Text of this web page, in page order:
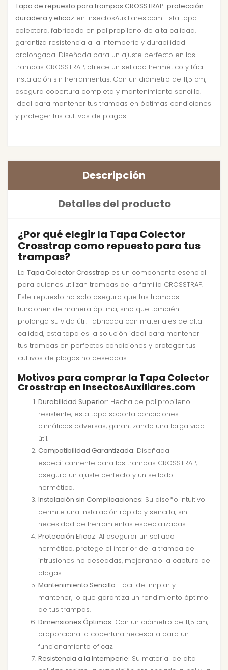
Tapa de repuesto para trampas CROSSTRAP: protección
duradera y eficaz en InsectosAuxiliares.com. Esta tapa
colectora, fabricada en polipropileno de alta calidad,
garantiza resistencia a la intemperie y durabilidad
prolongada. Diseñada para un ajuste perfecto en las
trampas CROSSTRAP, ofrece un sellado hermético y fácil
instalación sin herramientas. Con un diámetro de 11,5 cm,
asegura cobertura completa y mantenimiento sencillo.
Ideal para mantener tus trampas en óptimas condiciones
y proteger tus cultivos de plagas.
Descripción
Detalles del producto
¿Por qué elegir la Tapa Colector
Crosstrap como repuesto para tus
trampas?
La Tapa Colector Crosstrap es un componente esencial
para quienes utilizan trampas de la familia CROSSTRAP.
Este repuesto no solo asegura que tus trampas
funcionen de manera óptima, sino que también
prolonga su vida útil. Fabricada con materiales de alta
calidad, esta tapa es la solución ideal para mantener
tus trampas en perfectas condiciones y proteger tus
cultivos de plagas no deseadas.
Motivos para comprar la Tapa Colector
Crosstrap en InsectosAuxiliares.com
Durabilidad Superior: Hecha de polipropileno
resistente, esta tapa soporta condiciones
climáticas adversas, garantizando una larga vida
útil.
Compatibilidad Garantizada: Diseñada
específicamente para las trampas CROSSTRAP,
asegura un ajuste perfecto y un sellado
hermético.
Instalación sin Complicaciones: Su diseño intuitivo
permite una instalación rápida y sencilla, sin
necesidad de herramientas especializadas.
Protección Eficaz: Al asegurar un sellado
hermético, protege el interior de la trampa de
intrusiones no deseadas, mejorando la captura de
plagas.
Mantenimiento Sencillo: Fácil de limpiar y
mantener, lo que garantiza un rendimiento óptimo
de tus trampas.
Dimensiones Óptimas: Con un diámetro de 11,5 cm,
proporciona la cobertura necesaria para un
funcionamiento eficaz.
Resistencia a la Intemperie: Su material de alta